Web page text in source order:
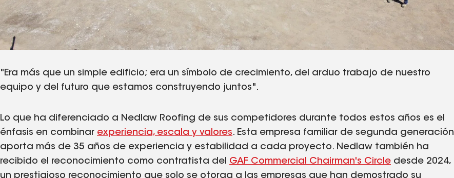
"Era más que un simple edificio; era un símbolo de crecimiento, del arduo trabajo de nuestro
equipo y del futuro que estamos construyendo juntos".
Lo que ha diferenciado a Nedlaw Roofing de sus competidores durante todos estos años es el
énfasis en combinar experiencia, escala y valores. Esta empresa familiar de segunda generación
aporta más de 35 años de experiencia y estabilidad a cada proyecto. Nedlaw también ha
recibido el reconocimiento como contratista del GAF Commercial Chairman's Circle desde 2024,
un prestigioso reconocimiento que solo se otorga a las empresas que han demostrado su